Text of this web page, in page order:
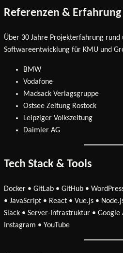
Referenzen & Erfahrung
Über 30 Jahre Projekterfahrung
Softwareentwicklung für KMU und
BMW
Vodafone
Madsack Verlagsgruppe
Ostsee Zeitung Rostock
Leipziger Volkszeitung
Daimler AG
Tech Stack & Tools
Docker • GitLab • GitHub •
• JavaScript • React • Vue.js •
Slack • Server-Infrastruktur • Google
Instagram • YouTube